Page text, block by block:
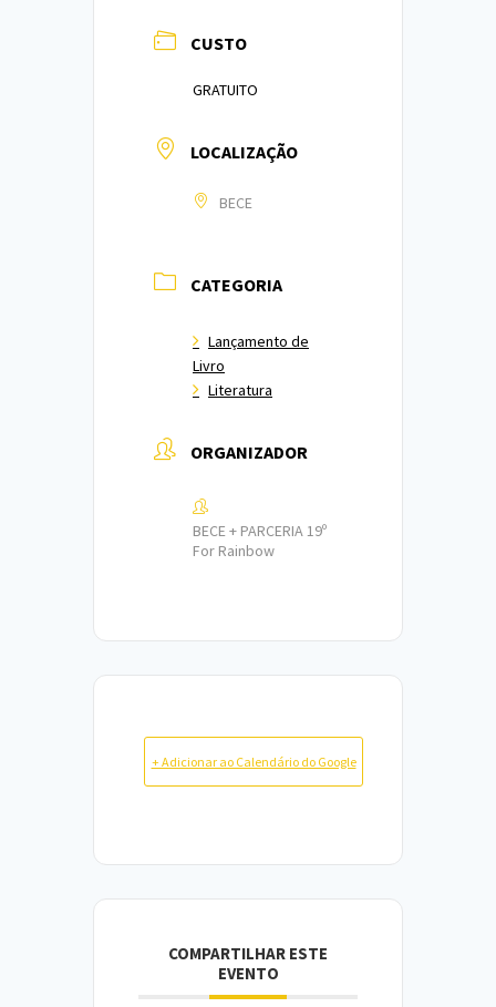
CUSTO
GRATUITO
LOCALIZAÇÃO
BECE
CATEGORIA
Lançamento de
Livro
Literatura
ORGANIZADOR
BECE + PARCERIA 19º
For Rainbow
+ Adicionar ao Calendário do Google
COMPARTILHAR ESTE
EVENTO